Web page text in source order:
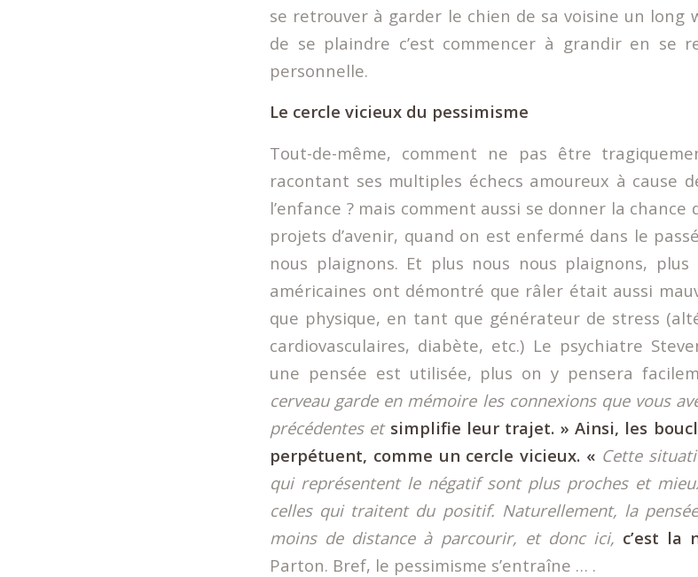
se retrouver à garder le chien de sa voisine un long
de se plaindre c’est commencer à grandir en se
personnelle.
Le cercle vicieux du pessimisme
Tout-de-même, comment ne pas être
racontant ses multiples échecs amoureux à cause
l’enfance ? mais comment aussi se donner la chance
projets d’avenir, quand on est enfermé dans le
nous plaignons. Et plus nous nous plaignons, plus
américaines ont démontré que râler était aussi
que physique, en tant que générateur de stress
cardiovasculaires, diabète, etc.) Le psychiatre
une pensée est utilisée, plus on y pensera
cerveau garde en mémoire les connexions que vous
précédentes et simplifie leur trajet. » Ainsi, les
perpétuent, comme un cercle vicieux. « Cette
qui représentent le négatif sont plus proches et
celles qui traitent du positif. Naturellement, la
moins de distance à parcourir, et donc ici, c’est la
Parton. Bref, le pessimisme s’entraîne … .